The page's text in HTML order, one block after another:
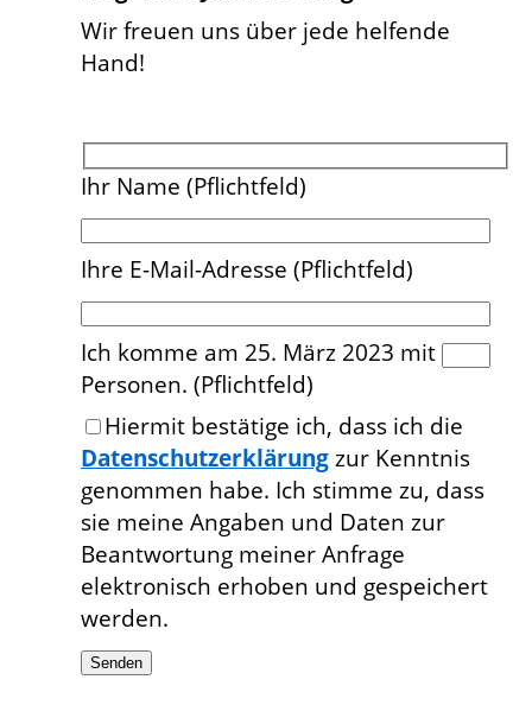
Wir freuen uns über jede helfende
Hand!
Ihr Name (Pflichtfeld)
Ihre E-Mail-Adresse (Pflichtfeld)
Ich komme am 25. März 2023 mit
Personen. (Pflichtfeld)
Bitte lasse dieses Feld leer.
Hiermit bestätige ich, dass ich die
Datenschutzerklärungzur Kenntnis
genommen habe. Ich stimme zu, dass
sie meine Angaben und Daten zur
Beantwortung meiner Anfrage
elektronisch erhoben und gespeichert
werden.